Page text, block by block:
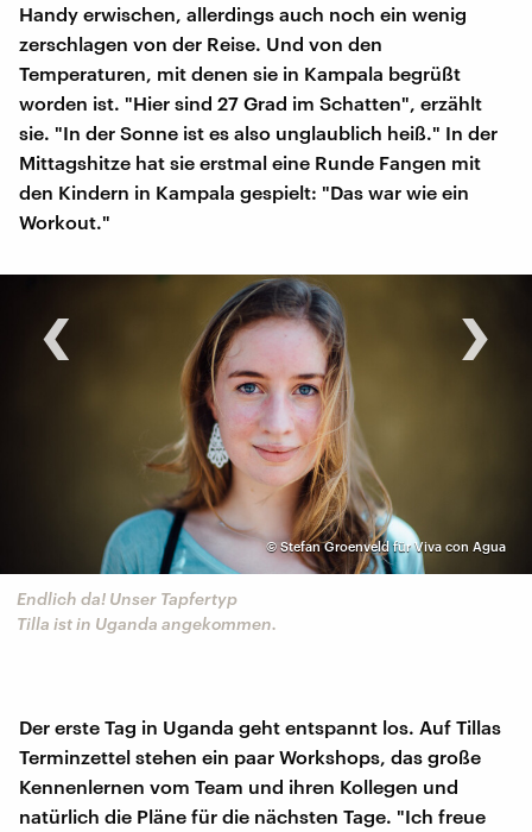
Handy erwischen, allerdings auch noch ein wenig
zerschlagen von der Reise. Und von den
Temperaturen, mit denen sie in Kampala begrüßt
worden ist. "Hier sind 27 Grad im Schatten", erzählt
sie. "In der Sonne ist es also unglaublich heiß." In der
Mittagshitze hat sie erstmal eine Runde Fangen mit
den Kindern in Kampala gespielt: "Das war wie ein
Workout."
© Stefan Groenveld für Viva con Agua
Endlich da! Unser Tapfertyp
Tilla ist in Uganda angekommen.
‹ ›
Der erste Tag in Uganda geht entspannt los. Auf Tillas
Terminzettel stehen ein paar Workshops, das große
Kennenlernen vom Team und ihren Kollegen und
natürlich die Pläne für die nächsten Tage. "Ich freue